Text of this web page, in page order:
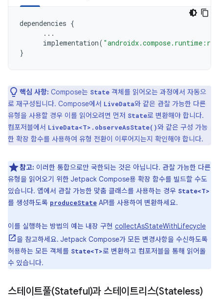
dependencies {
...
implementation(
}
핵심 사항: Compose는 State 객체를 읽어오는 과정에서 자동으
로 재구성됩니다. Compose에서 LiveData와 같은 관찰 가능한 다른
유형을 사용할 경우 이를 읽어오려면 먼저 State로 변환해야 합니다.
컴포저블에서 LiveData<T>.observeAsState()와 같은 구성 가능
한 확장 함수를 사용하여 유형 전환이 이루어지는지 확인해야 합니다.
참고: 이러한 통합으로만 국한되는 것은 아닙니다. 관찰 가능한 다른
유형을 읽어오기 위한 Jetpack Compose용 확장 함수를 빌드할 수도
있습니다. 앱에서 관찰 가능한 맞춤 클래스를 사용하는 경우 State<T>
를 생성하도록 produceState API를 사용하여 변환하세요.
이를 실행하는 방법의 예는 내장 구현 collectAsStateWithLifecycle
을 참고하세요. Jetpack Compose가 모든 변경사항을 수신하도록
허용하는 모든 객체를 State<T>로 변환하고 컴포저블을 통해 읽어올
수 있습니다.
스테이트풀(Stateful)과 스테이트리스(Stateless)